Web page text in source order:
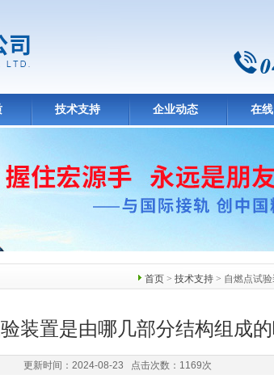
技术支持 企业动态 在
首页 > 技术支持 > 自燃点试
装置是由哪几部分结构组成的
更新时间：2024-08-23 点击次数：1169次